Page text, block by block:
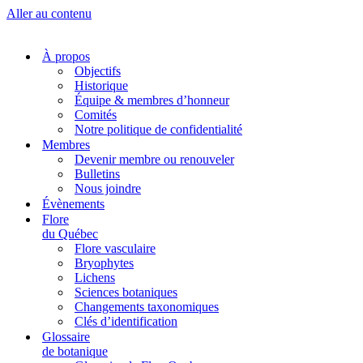
Aller au contenu
À propos
Objectifs
Historique
Équipe & membres d’honneur
Comités
Notre politique de confidentialité
Membres
Devenir membre ou renouveler
Bulletins
Nous joindre
Évènements
Flore
du Québec
Flore vasculaire
Bryophytes
Lichens
Sciences botaniques
Changements taxonomiques
Clés d’identification
Glossaire
de botanique